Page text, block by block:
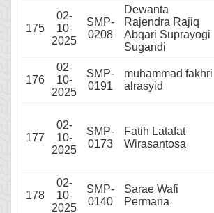
175
02-
10-
2025
SMP-
0208
Dewanta
Rajendra Rajiq
Abqari Suprayogi
Sugandi
176
02-
10-
2025
SMP-
0191
muhammad fakhri
alrasyid
177
02-
10-
2025
SMP-
0173
Fatih Latafat
Wirasantosa
178
02-
10-
2025
SMP-
0140
Sarae Wafi
Permana